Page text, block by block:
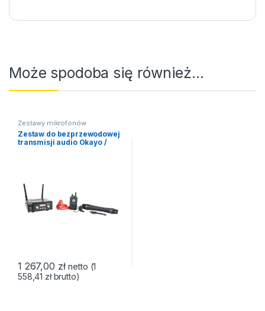
Może spodoba się również…
Zestawy mikrofonów
bezprzewodowych
Zestaw do bezprzewodowej
transmisji audio Okayo /
Okayo SRX-800
1 267,00 zł netto (1
558,41 złbrutto)